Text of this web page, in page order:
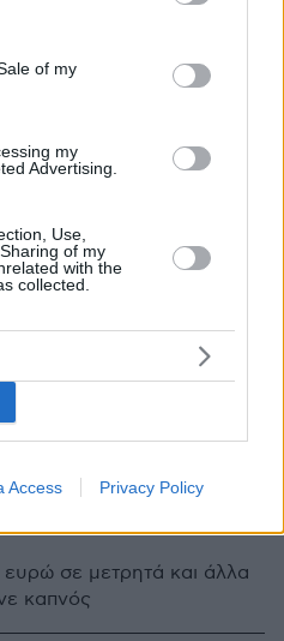
and its third-party tags to
purposes in below Google
of my
my
Advertising.
Use,
of my
with the
collected.
Access Privacy Policy
του ΔΕΔΔΗΕ και πήρε
σε μετρητά και άλλα
καπνός